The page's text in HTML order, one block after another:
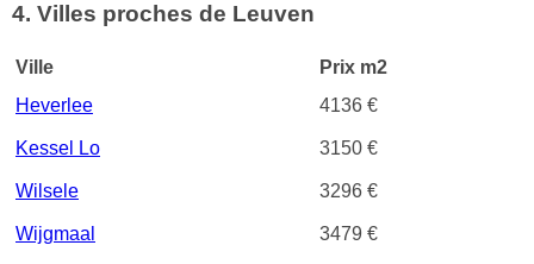
4. Villes proches de Leuven
Ville
Prix m2
Heverlee
4136 €
Kessel Lo 3150 €
Wilsele 3296 €
Wijgmaal 3479 €